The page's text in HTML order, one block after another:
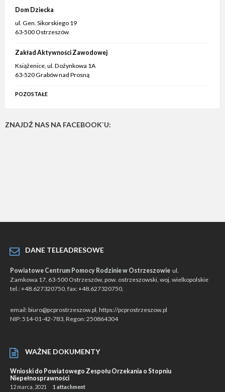
Dom Dziecka
ul. Gen. Sikorskiego 19
63-500 Ostrzeszów
Zakład Aktywności Zawodowej
Książenice, ul. Dożynkowa 1A
63-520 Grabów nad Prosną
POZOSTAŁE
ZNAJDŹ NAS NA FACEBOOK`U:
DANE TELEADRESOWE
Powiatowe Centrum Pomocy Rodzinie w Ostrzeszowie ul.
Zamkowa 17, 63-500 Ostrzeszów, pow. ostrzeszowski, woj. wielkopolskie
tel.: +48.627320750, fax: +48.627320750,
email: biuro@pcprostrzeszow.pl, https://pcprostrzeszow.pl
NIP: 514-01-42-783, Regon: 250864304
WAŻNE DOKUMENTY
Wnioski do Powiatowego Zespołu Orzekania o Stopniu
Niepełnosprawności
12 marca, 2021 1 attachment